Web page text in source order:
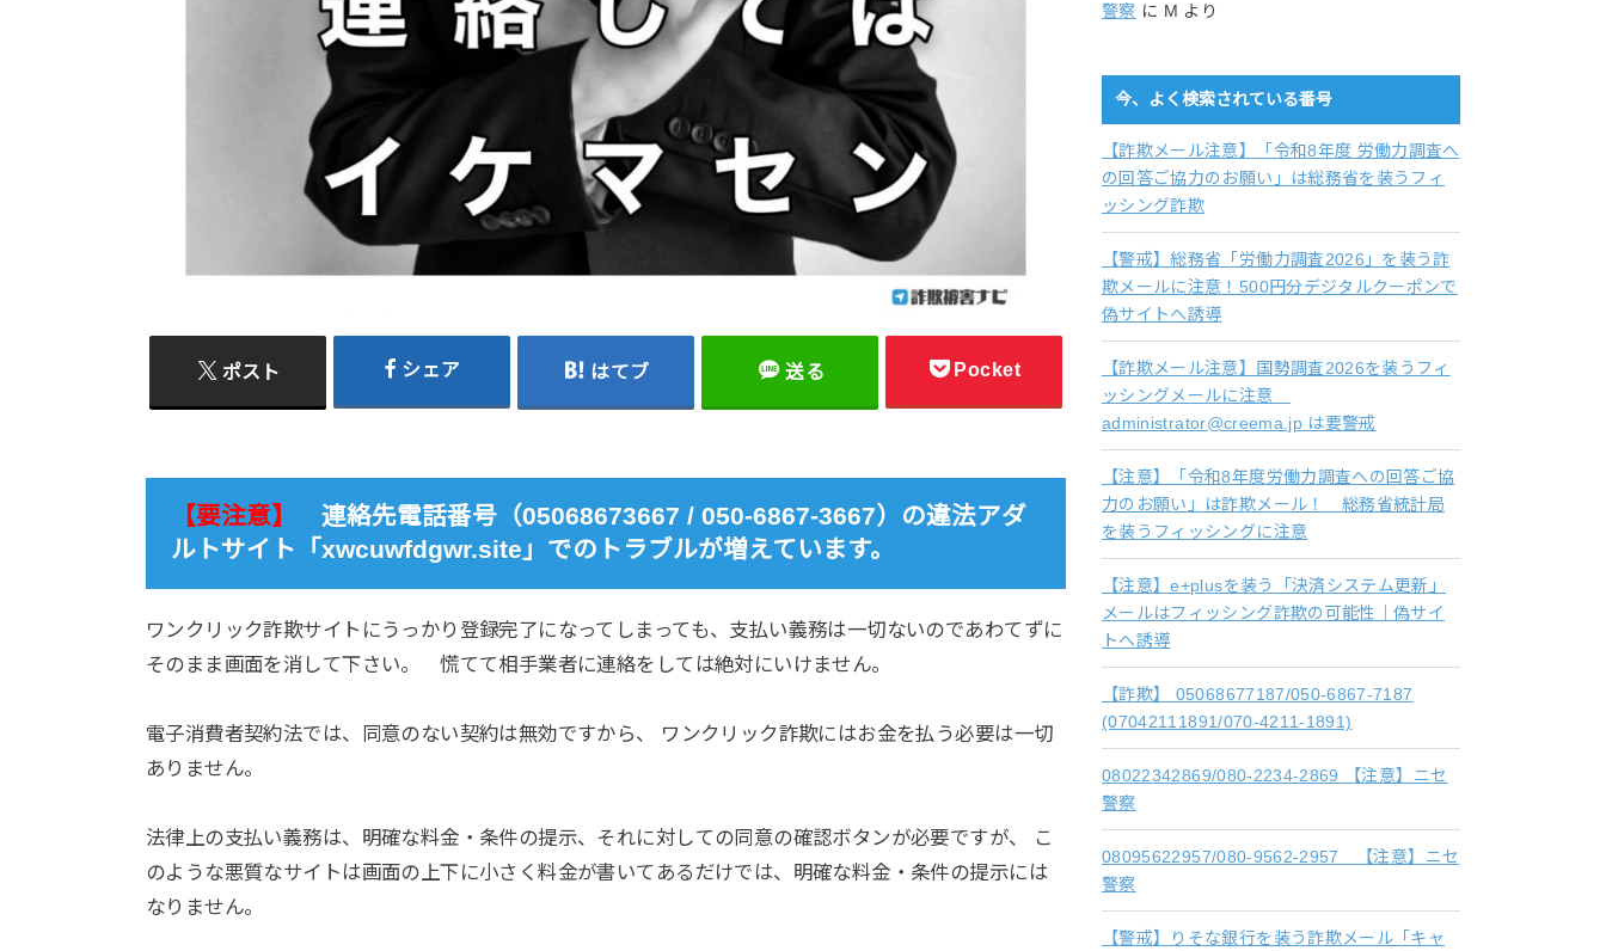
ポスト シェア はてブ 送る Pocket
【要注意】
連絡先電話番号（05068673667 / 050-6867-3667）の違法アダ
ルトサイト「xwcuwfdgwr.site」でのトラブルが増えています。
ワンクリック詐欺サイトにうっかり登録完了になってしまっても、支払い義務は一切ないのであわてずに
そのまま画面を消して下さい。 慌てて相手業者に連絡をしては絶対にいけません。
電子消費者契約法では、同意のない契約は無効ですから、 ワンクリック詐欺にはお金を払う必要は一切
ありません。
法律上の支払い義務は、明確な料金・条件の提示、それに対しての同意の確認ボタンが必要ですが、 こ
のような悪質なサイトは画面の上下に小さく料金が書いてあるだけでは、明確な料金・条件の提示には
なりません。
警察 に M より
今、よく検索されている番号
【詐欺メール注意】「令和8年度 労働力調査へ
の回答ご協力のお願い」は総務省を装うフィ
ッシング詐欺
【警戒】総務省「労働力調査2026」を装う詐
欺メールに注意！500円分デジタルクーポンで
偽サイトへ誘導
【詐欺メール注意】国勢調査2026を装うフィ
ッシングメールに注意
administrator@creema.jp は要警戒
【注意】「令和8年度労働力調査への回答ご協
力のお願い」は詐欺メール！ 総務省統計局
を装うフィッシングに注意
【注意】e+plusを装う「決済システム更新」
メールはフィッシング詐欺の可能性｜偽サイ
トへ誘導
【詐欺】 05068677187/050-6867-7187
(07042111891/070-4211-1891)
08022342869/080-2234-2869 【注意】ニセ
警察
08095622957/080-9562-2957 【注意】ニセ
警察
【警戒】りそな銀行を装う詐欺メール「キャ